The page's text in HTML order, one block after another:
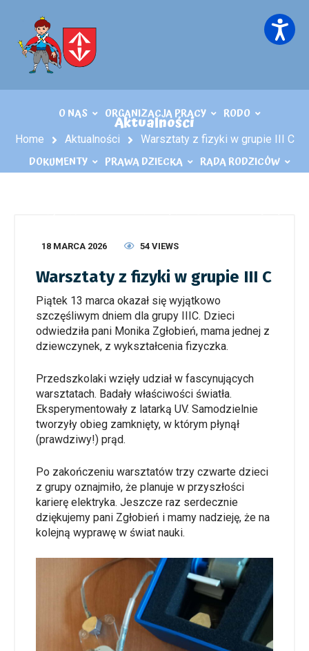
O NAS ORGANIZACJA PRACY RODO
DOKUMENTY PRAWA DZIECKA RADA RODZICÓW
Aktualności
Home Aktualności Warsztaty z fizyki w grupie III C
18 MARCA 2026 54 VIEWS
Warsztaty z fizyki w grupie III C
Piątek 13 marca okazał się wyjątkowo
szczęśliwym dniem dla grupy IIIC. Dzieci
odwiedziła pani Monika Zgłobień, mama jednej z
dziewczynek, z wykształcenia fizyczka.
Przedszkolaki wzięły udział w fascynujących
warsztatach. Badały właściwości światła.
Eksperymentowały z latarką UV. Samodzielnie
tworzyły obieg zamknięty, w którym płynął
(prawdziwy!) prąd.
Po zakończeniu warsztatów trzy czwarte dzieci
z grupy oznajmiło, że planuje w przyszłości
karierę elektryka. Jeszcze raz serdecznie
dziękujemy pani Zgłobień i mamy nadzieję, że na
kolejną wyprawę w świat nauki.